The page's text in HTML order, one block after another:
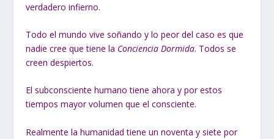
verdadero infierno.
Todo el mundo vive soñando y lo peor del caso es que
nadie cree que tiene la Conciencia Dormida. Todos se
creen despiertos.
El subconsciente humano tiene ahora y por estos
tiempos mayor volumen que el consciente.
Realmente la humanidad tiene un noventa y siete por